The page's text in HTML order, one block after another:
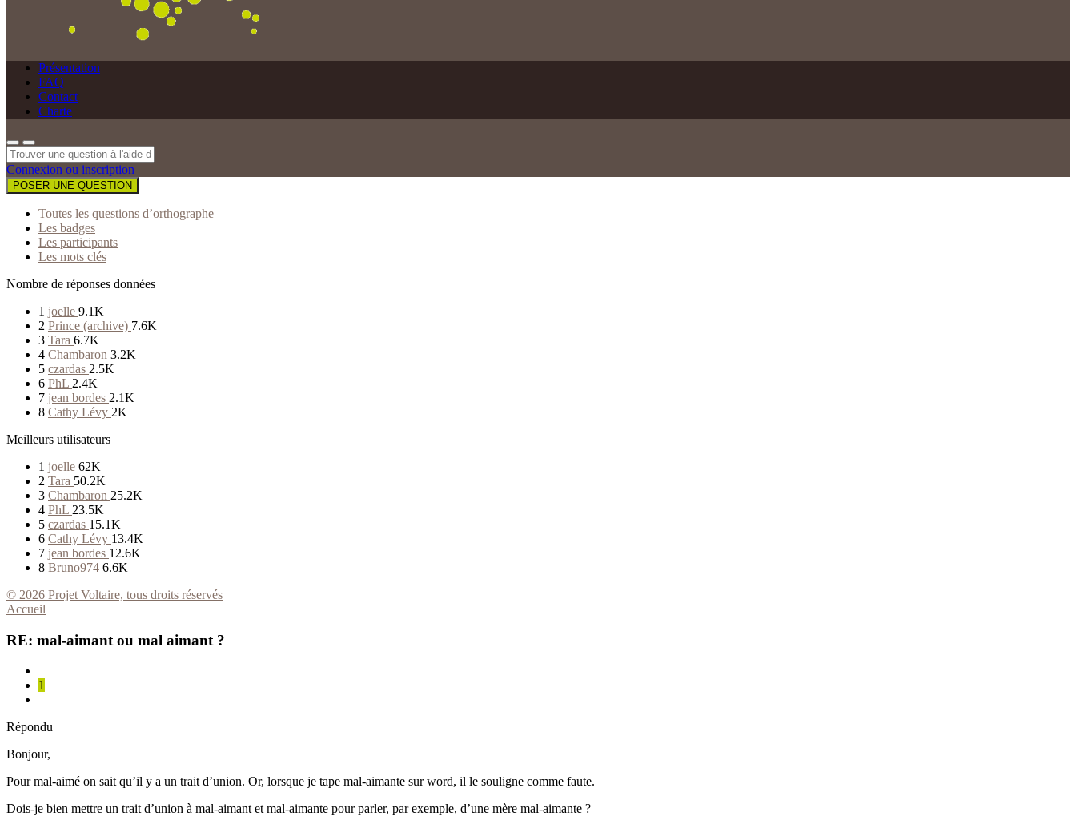
Présentation
FAQ
Contact
Charte
Connexion ou inscription
POSER UNE QUESTION
Toutes les questions d’orthographe
Les badges
Les participants
Les mots clés
Nombre de réponses données
1 joelle 9.1K
2 Prince (archive) 7.6K
3 Tara 6.7K
4 Chambaron 3.2K
5 czardas 2.5K
6 PhL 2.4K
7 jean bordes 2.1K
8 Cathy Lévy 2K
Meilleurs utilisateurs
1 joelle 62K
2 Tara 50.2K
3 Chambaron 25.2K
4 PhL 23.5K
5 czardas 15.1K
6 Cathy Lévy 13.4K
7 jean bordes 12.6K
8 Bruno974 6.6K
© 2026 Projet Voltaire, tous droits réservés
Accueil
RE: mal-aimant ou mal aimant ?
1
Répondu
Bonjour,
Pour mal-aimé on sait qu’il y a un trait d’union. Or, lorsque je tape mal-aimante sur word, il le souligne comme faute.
Dois-je bien mettre un trait d’union à mal-aimant et mal-aimante pour parler, par exemple, d’une mère mal-aimante ?